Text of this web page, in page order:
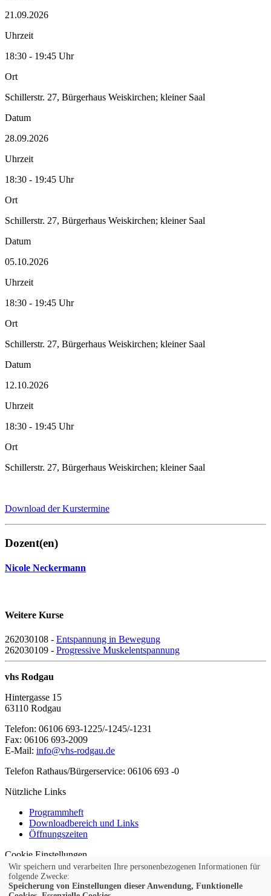
21.09.2026
Uhrzeit
18:30 - 19:45 Uhr
Ort
Schillerstr. 27, Bürgerhaus Weiskirchen; kleiner Saal
Datum
28.09.2026
Uhrzeit
18:30 - 19:45 Uhr
Ort
Schillerstr. 27, Bürgerhaus Weiskirchen; kleiner Saal
Datum
05.10.2026
Uhrzeit
18:30 - 19:45 Uhr
Ort
Schillerstr. 27, Bürgerhaus Weiskirchen; kleiner Saal
Datum
12.10.2026
Uhrzeit
18:30 - 19:45 Uhr
Ort
Schillerstr. 27, Bürgerhaus Weiskirchen; kleiner Saal
Download der Kurstermine
Dozent(en)
Nicole Neckermann
Weitere Kurse
262030108 - Entspannung in Bewegung
262030109 - Progressive Muskelentspannung
vhs Rodgau
Hintergasse 15
63110 Rodgau
Telefon: 06106 693-1225/-1245/-1231
Fax: 06106 693-2009
E-Mail: info@vhs-rodgau.de
Telefon Rathaus/Bürgerservice: 06106 693 -0
Nützliche Links
Programmheft
Downloadbereich und Links
Öffnungszeiten
Cookie Einstellungen
© 2026 Kubus Software GmbH
Impressum
Wir speichern und verarbeiten Ihre personenbezogenen Informationen für
folgende Zwecke:
Speicherung von Einstellungen dieser Anwendung, Funktionelle